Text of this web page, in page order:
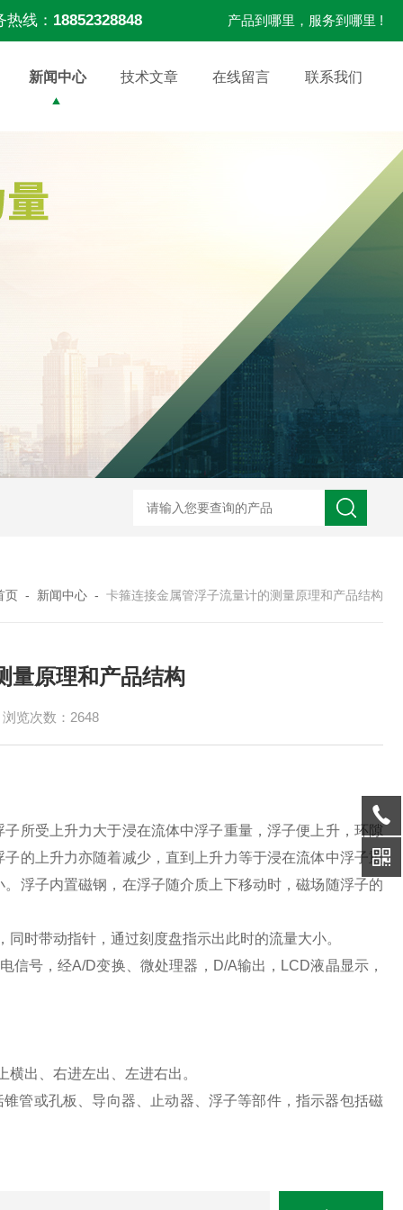
热线： 18852328848 产品到哪里，服务到哪里 !
新闻中心 技术文章 在线留言 联系我们
ZW2088卫生型压力变送器 ZW2088通用型压力变送器 ZW2088耐高
页 - 新闻中心 - 卡箍连接金属管浮子流量计的测量原理和产品结构
量原理和产品结构
浏览次数：2648
所受上升力大于浸在流体中浮子重量，浮子便上升，环隙
的上升力亦随着减少，直到上升力等于浸在流体中浮子重
浮子内置磁钢，在浮子随介质上下移动时，磁场随浮子的
时带动指针，通过刻度盘指示出此时的流量大小。
号，经A/D变换、微处理器，D/A输出，LCD液晶显示，
出、右进左出、左进右出。
管或孔板、导向器、止动器、浮子等部件，指示器包括磁